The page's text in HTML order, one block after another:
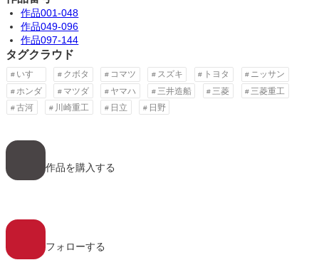
作品001-048
作品049-096
作品097-144
タグクラウド
いすゞ クボタ コマツ スズキ トヨタ
ニッサン
ホンダ
マツダ ヤマハ 三井造船 三菱
三菱重工
古河
川崎重工 日立 日野
ア
イ
ン
リ
作品を購入する
ア
イ
ン
フォローする